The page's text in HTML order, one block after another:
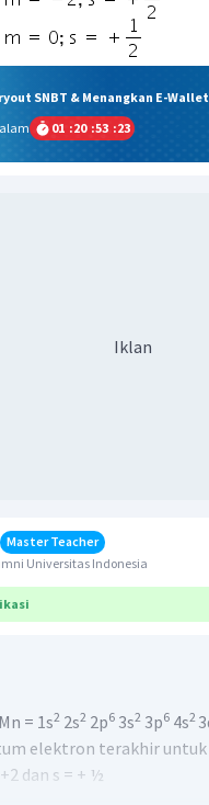
SNBT & Menangkan E-
01 :20 :53 :23
Iklan
Master Teacher
Universitas Indonesia
Mn = 1s2 2s2 2p6 3s2 3p6 4s2
elektron terakhir untuk
dan s = + ½